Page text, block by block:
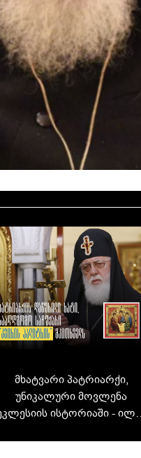
მხატვარი პატრიარქი,
უნიკალური მოვლენა
ისტორიაში - ილია